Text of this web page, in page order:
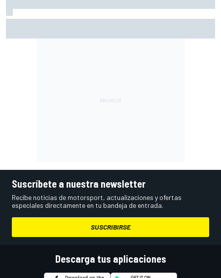
Suscríbete a nuestra newsletter
Recibe noticias de motorsport, actualizaciones y ofertas
especiales directamente en tu bandeja de entrada.
SUSCRIBIRSE
Descarga tus aplicaciones